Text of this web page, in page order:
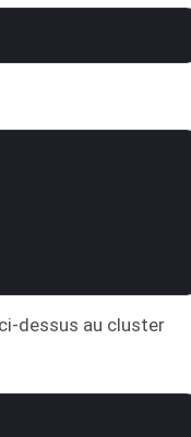
dessus au cluster